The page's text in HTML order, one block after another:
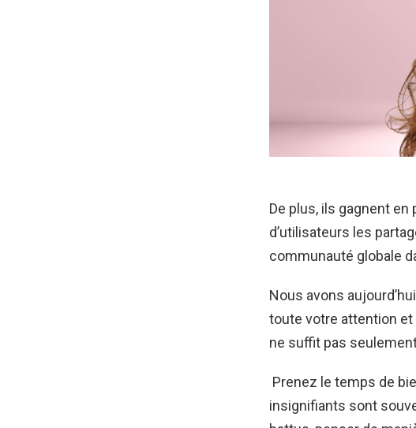
De plus, ils gagnent
d’utilisateurs les
communauté globale
Nous avons
toute votre attention et
ne suffit pas
Prenez le temps de
insignifiants sont